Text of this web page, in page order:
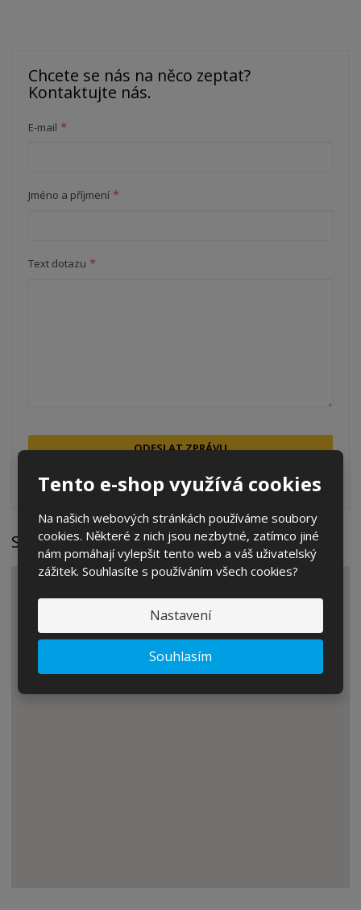
Tento e-shop využívá cookies
Na našich webových stránkách používáme soubory
cookies. Některé z nich jsou nezbytné, zatímco jiné
nám pomáhají vylepšit tento web a váš uživatelský
zážitek. Souhlasíte s používáním všech cookies?
Nastavení
Souhlasím
Chcete se nás na něco zeptat?
Kontaktujte nás.
E-mail *
Jméno a příjmení *
Text dotazu *
ODESLAT ZPRÁVU
Souhlasím sezpracováním osobních údajů.
SANS Products s.r.o.